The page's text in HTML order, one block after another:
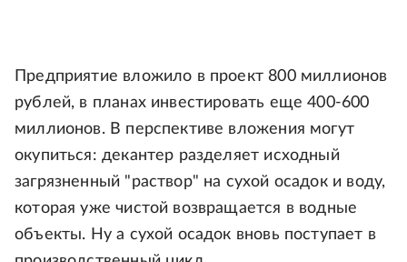
Предприятие вложило в проект 800 миллионов
рублей, в планах инвестировать еще 400-600
миллионов. В перспективе вложения могут
окупиться: декантер разделяет исходный
загрязненный "раствор" на сухой осадок и воду,
которая уже чистой возвращается в водные
объекты. Ну а сухой осадок вновь поступает в